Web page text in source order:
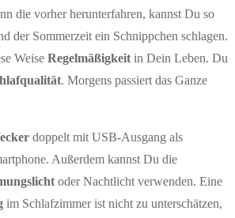
die vorher herunterfahren, kannst Du so
der Sommerzeit ein Schnippchen schlagen.
Weise Regelmäßigkeitin Dein Leben. Du
. Morgens passiert das Ganze
doppelt mit USB-Ausgang als
Außerdem kannst Du die
oder Nachtlicht verwenden. Eine
im Schlafzimmer ist nicht zu unterschätzen,